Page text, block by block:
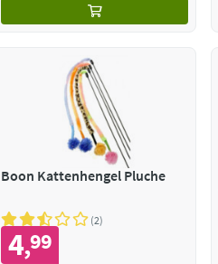
Boon Kattenhengel Pluche
2
4,99